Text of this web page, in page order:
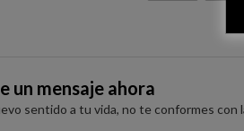
un mensaje ahora
sentido a tu vida, no te conformes con